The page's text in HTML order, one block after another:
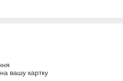
вашу картку